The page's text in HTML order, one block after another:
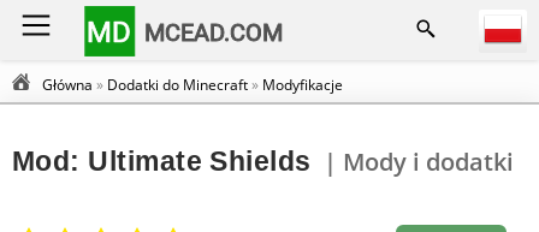
MD MCEAD.COM
Główna » Dodatki do Minecraft» Modyfikacje
Mod: Ultimate Shields | Mody i dodatki